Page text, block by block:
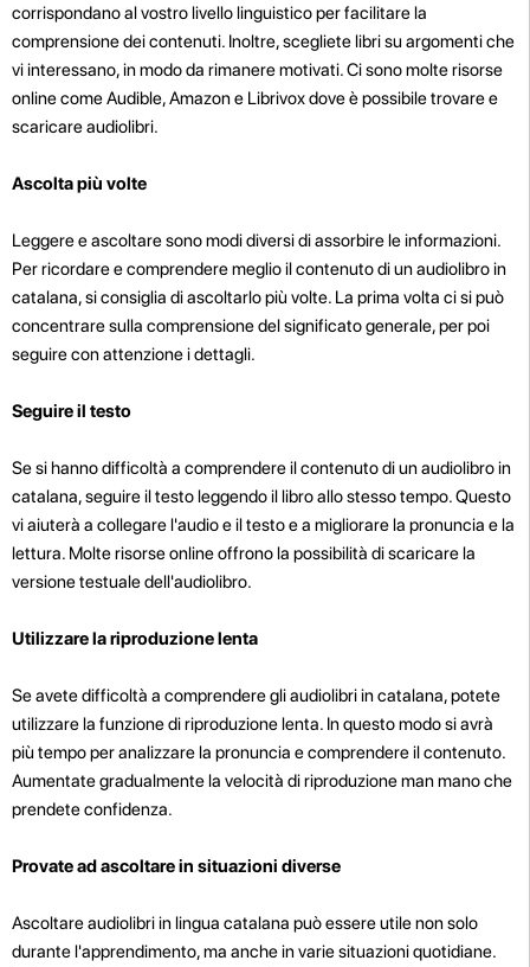
corrispondano al vostro livello linguistico per facilitare la
comprensione dei contenuti. Inoltre, scegliete libri su argomenti che
vi interessano, in modo da rimanere motivati. Ci sono molte risorse
online come Audible, Amazon e Librivox dove è possibile trovare e
scaricare audiolibri.
Ascolta più volte
Leggere e ascoltare sono modi diversi di assorbire le informazioni.
Per ricordare e comprendere meglio il contenuto di un audiolibro in
catalana, si consiglia di ascoltarlo più volte. La prima volta ci si può
concentrare sulla comprensione del significato generale, per poi
seguire con attenzione i dettagli.
Seguire il testo
Se si hanno difficoltà a comprendere il contenuto di un audiolibro in
catalana, seguire il testo leggendo il libro allo stesso tempo. Questo
vi aiuterà a collegare l'audio e il testo e a migliorare la pronuncia e la
lettura. Molte risorse online offrono la possibilità di scaricare la
versione testuale dell'audiolibro.
Utilizzare la riproduzione lenta
Se avete difficoltà a comprendere gli audiolibri in catalana, potete
utilizzare la funzione di riproduzione lenta. In questo modo si avrà
più tempo per analizzare la pronuncia e comprendere il contenuto.
Aumentate gradualmente la velocità di riproduzione man mano che
prendete confidenza.
Provate ad ascoltare in situazioni diverse
Ascoltare audiolibri in lingua catalana può essere utile non solo
durante l'apprendimento, ma anche in varie situazioni quotidiane.